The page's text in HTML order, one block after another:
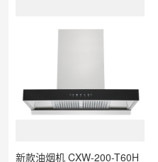
新款油烟机 CXW-200-T60H